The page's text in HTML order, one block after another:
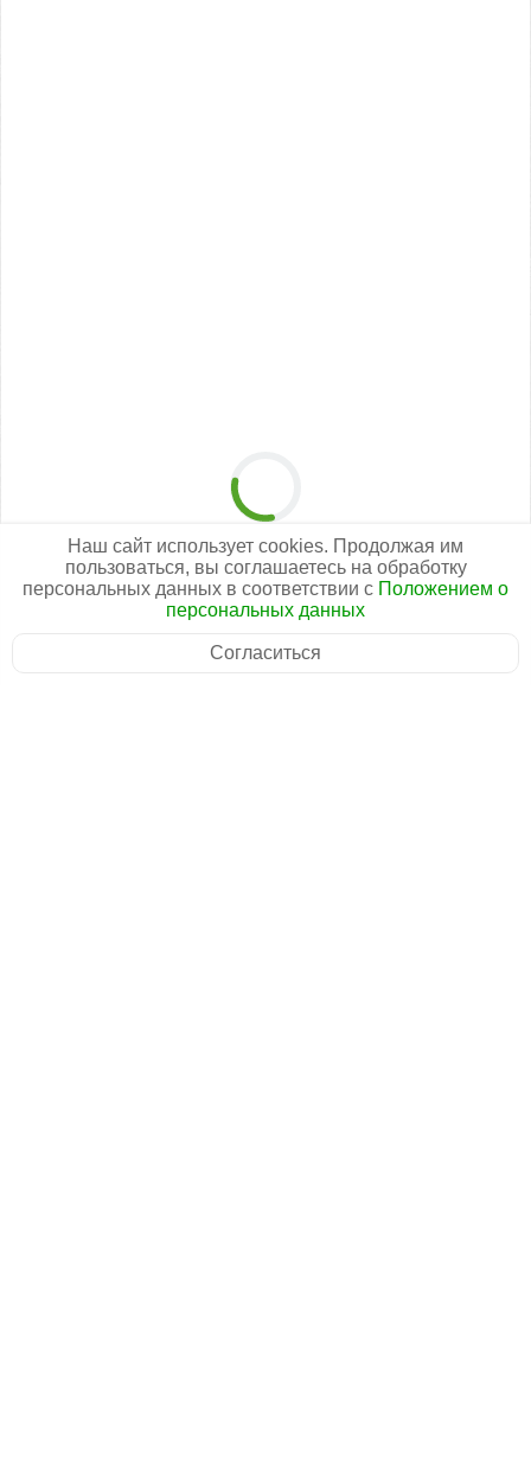
Наш сайт использует cookies. Продолжая им
пользоваться, вы соглашаетесь на обработку
персональных данных в соответствии с Положением о
персональных данных
Согласиться